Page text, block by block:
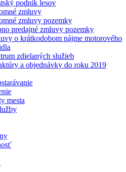
podnik lesov
zmluvy
zmluvy pozemky
predajné zmluvy pozemky
o krátkodobom nájme motorového
zdielaných služieb
a objednávky do roku 2019
mesta